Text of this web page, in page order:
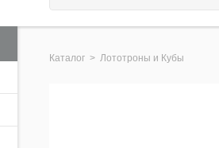
Каталог > Лототроны и Кубы